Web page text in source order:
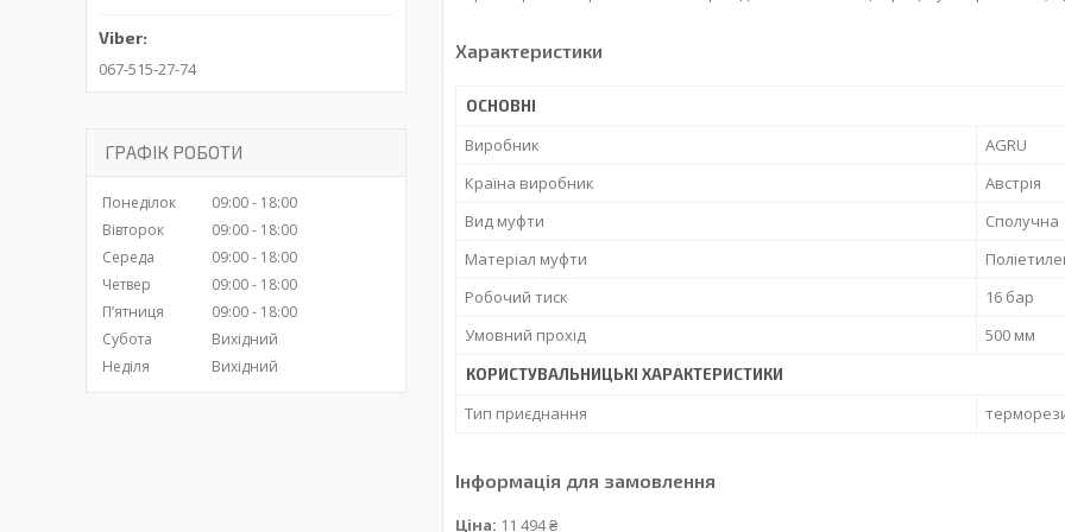
Характеристики
ОСНОВНІ
Виробник
AGRU
Країна виробник
Австрія
Вид муфти
Сполучна
Матеріал муфти
Робочий тиск
16 бар
Умовний прохід
500 мм
КОРИСТУВАЛЬНИЦЬКІ ХАРАКТЕРИСТИКИ
Тип приєднання
Інформація для замовлення
Ціна: 11 494 ₴
067-515-27-74
ГРАФІК РОБОТИ
Понеділок 09:00
18:00
Вівторок
09:00
18:00
Середа
09:00
18:00
Четвер
09:00
18:00
Пʼятниця
09:00
18:00
Субота
Вихідний
Неділя
Вихідний